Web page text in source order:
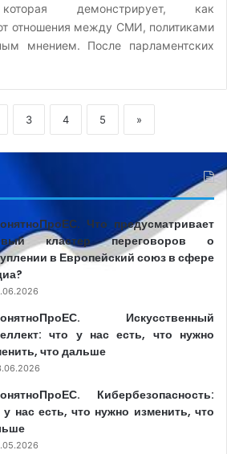
демонстрирует, как
отношения между СМИ, политиками
мнением. После парламентских
3 4 5 »
Что предусматривает
кластер переговоров о
в Европейский союз в сфере
Искусственный
что у нас есть, что нужно
что дальше
Кибербезопасность:
у нас есть, что нужно изменить, что